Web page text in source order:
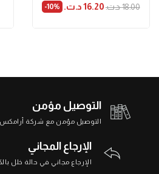
18.00 د.ت.‏ 16.20 د.ت.‏ ‎-10%
التوصيل مؤمن
التوصيل مؤمن مع شركة أرامكس
الإرجاع المجاني
الإرجاع مجاني في حالة خلل